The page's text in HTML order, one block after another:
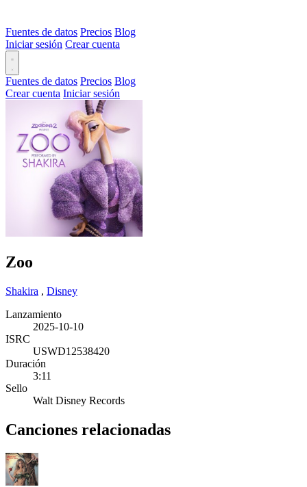
Fuentes de datos Precios Blog
Iniciar sesión Crear cuenta
Fuentes de datos Precios Blog
Crear cuenta Iniciar sesión
Zoo
Shakira , Disney
Lanzamiento
2025-10-10
ISRC
USWD12538420
Duración
3:11
Sello
Walt Disney Records
Canciones relacionadas